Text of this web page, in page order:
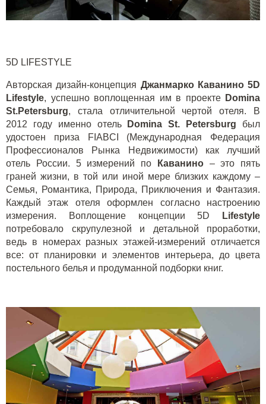
5D LIFESTYLE
Авторская дизайн-концепция Джанмарко Каванино 5D
Lifestyle, успешно воплощенная им в проекте Domina
St.Petersburg, стала отличительной чертой отеля. В
2012 году именно отель
Domina St. Petersburg был
удостоен приза FIABCI (Международная Федерация
Профессионалов Рынка Недвижимости) как лучший
отель России. 5 измерений по
Каванино– это пять
граней жизни, в той или иной мере близких каждому –
Семья, Романтика, Природа, Приключения и Фантазия.
Каждый этаж отеля оформлен согласно настроению
измерения. Воплощение концепции 5D
Lifestyle
потребовало скрупулезной и детальной проработки,
ведь в номерах разных этажей-измерений отличается
все: от планировки и элементов интерьера, до цвета
постельного белья и продуманной подборки книг.